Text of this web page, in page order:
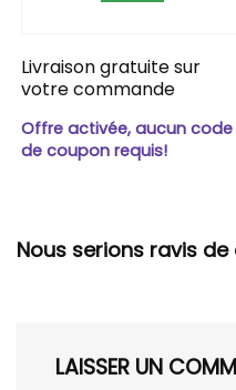
Livraison gratuite sur
votre commande
Offre activée, aucun code
de coupon requis!
Nous serions ravis
LAISSER UN